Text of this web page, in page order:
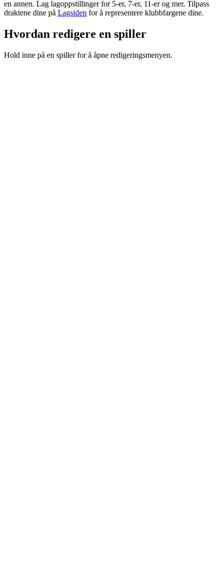
en annen. Lag lagoppstillinger for 5-er, 7-er, 11-erog mer. Tilpass
draktene dine på Lagsiden for å representere klubbfargene dine.
Hvordan redigere en spiller
Hold inne på en spiller for å åpne redigeringsmenyen.